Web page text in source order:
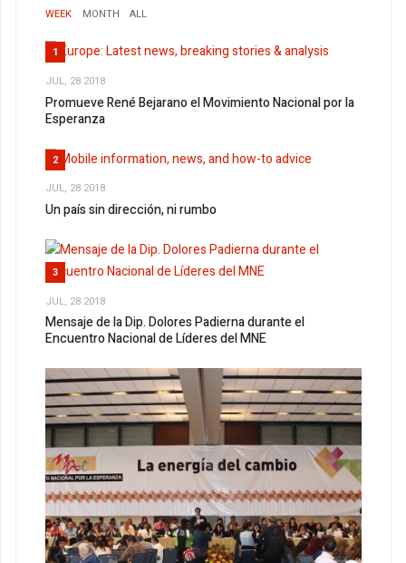
WEEK MONTH ALL
1
JUL, 28 2018
Promueve René Bejarano el Movimiento Nacional por la
Esperanza
2
JUL, 28 2018
Un país sin dirección, ni rumbo
3
JUL, 28 2018
Mensaje de la Dip. Dolores Padierna durante el
Encuentro Nacional de Líderes del MNE